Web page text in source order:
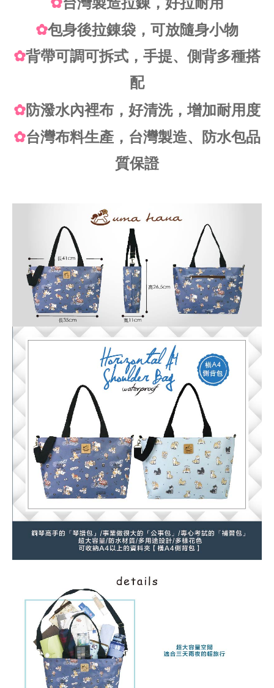
✿包身後拉錬袋，可放隨身小物
✿背帶可調可拆式，手提、側背多種搭
配
✿防潑水內裡布，好清洗，增加耐用度
✿台灣布料生產，台灣製造、防水包品
質保證